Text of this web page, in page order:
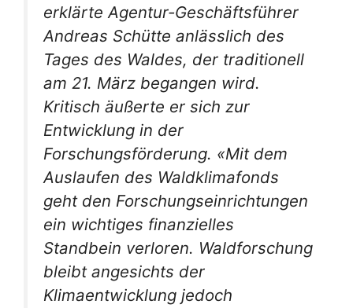
erklärte Agentur-Geschäftsführer
Andreas Schütte anlässlich des
Tages des Waldes, der traditionell
am 21. März begangen wird.
Kritisch äußerte er sich zur
Entwicklung in der
Forschungsförderung. «Mit dem
Auslaufen des Waldklimafonds
geht den Forschungseinrichtungen
ein wichtiges finanzielles
Standbein verloren. Waldforschung
bleibt angesichts der
Klimaentwicklung jedoch